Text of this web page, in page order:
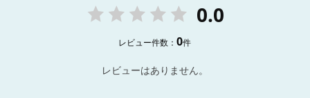
0.0
レビュー件数：0件
レビューはありません。